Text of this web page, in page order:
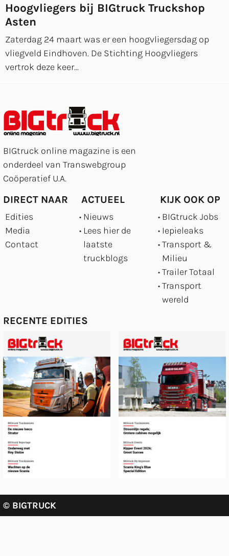
Hoogvliegers bij BIGtruck Truckshop
Asten
Zaterdag 24 maart was er een hoogvliegersdag op
vliegveld Eindhoven. De Stichting Hoogvliegers
vertrok deze keer…
BIGtruck online magazine is een
onderdeel van Transwebgroup
Coöperatief U.A.
DIRECT NAAR
Edities
Media
Contact
ACTUEEL
Nieuws
Lees hier de
laatste
truckblogs
KIJK OOK OP
BIGtruck Jobs
Iepieleaks
Transport &
Milieu
Trailer Totaal
Transport
wereld
RECENTE EDITIES
© BIGTRUCK